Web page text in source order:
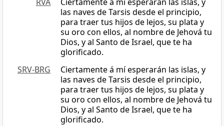
las naves de Tarsis desde el principio,
para traer tus hijos de lejos, su plata y
su oro con ellos, al nombre de Jehová tu
Dios, y al Santo de Israel, que te ha
glorificado.
SRV-BRG
Ciertamente á mí esperarán las islas, y
las naves de Tarsis desde el principio,
para traer tus hijos de lejos, su plata y
su oro con ellos, al nombre de Jehová tu
Dios, y al Santo de Israel, que te ha
glorificado.